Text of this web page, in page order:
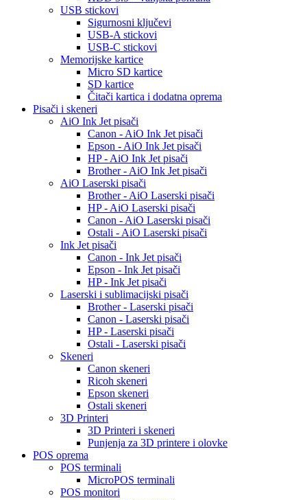
USB stickovi
Sigurnosni ključevi
USB-A stickovi
USB-C stickovi
Memorijske kartice
Micro SD kartice
SD kartice
Čitači kartica i dodatna oprema
Pisači i skeneri
AiO Ink Jet pisači
Canon - AiO Ink Jet pisači
Epson - AiO Ink Jet pisači
HP - AiO Ink Jet pisači
Brother - AiO Ink Jet pisači
AiO Laserski pisači
Brother - AiO Laserski pisači
HP - AiO Laserski pisači
Canon - AiO Laserski pisači
Ostali - AiO Laserski pisači
Ink Jet pisači
Canon - Ink Jet pisači
Epson - Ink Jet pisači
HP - Ink Jet pisači
Laserski i sublimacijski pisači
Brother - Laserski pisači
Canon - Laserski pisači
HP - Laserski pisači
Ostali - Laserski pisači
Skeneri
Canon skeneri
Ricoh skeneri
Epson skeneri
Ostali skeneri
3D Printeri
3D Printeri i skeneri
Punjenja za 3D printere i olovke
POS oprema
POS terminali
MicroPOS terminali
POS monitori